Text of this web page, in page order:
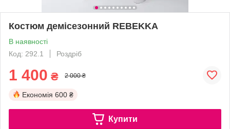
Костюм демісезонний REBEKKA
В наявності
Код: 292.1
Роздріб
1 400 ₴ 2 000 ₴
Економія 600 ₴
Купити